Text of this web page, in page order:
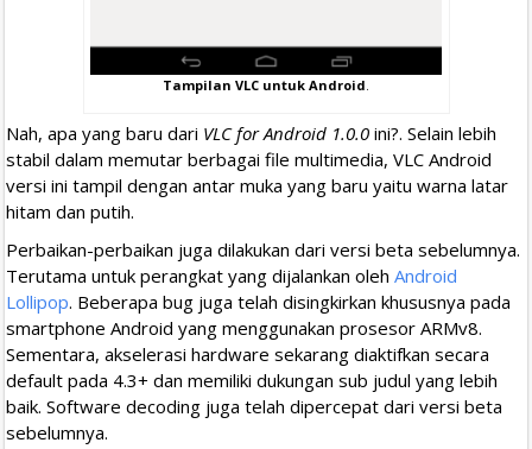
Tampilan VLC untuk Android
Nah, apa yang baru dari VLC for Android 1.0.0 ini?. Selain lebih
stabil dalam memutar berbagai file multimedia, VLC Android
versi ini tampil dengan antar muka yang baru yaitu warna latar
hitam dan putih.
Perbaikan-perbaikan juga dilakukan dari versi beta sebelumnya.
Terutama untuk perangkat yang dijalankan oleh Android
Lollipop. Beberapa bug juga telah disingkirkan khususnya pada
smartphone Android yang menggunakan prosesor ARMv8.
Sementara, akselerasi hardware sekarang diaktifkan secara
default pada 4.3+ dan memiliki dukungan sub judul yang lebih
baik. Software decoding juga telah dipercepat dari versi beta
sebelumnya.